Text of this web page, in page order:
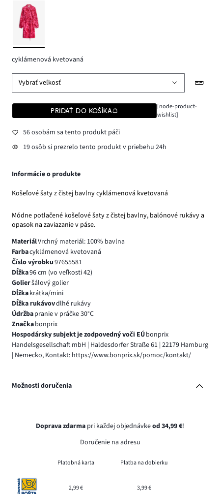
cyklámenová kvetovaná
Vybrať veľkosť
PRIDAŤ DO KOŠÍKA
[node-product-
wishlist]
56 osobám sa tento produkt páči
19 osôb si prezrelo tento produkt v priebehu 24h
Informácie o produkte
Košeľové šaty z čistej bavlny cyklámenová kvetovaná
Módne potlačené košeľové šaty z čistej bavlny, balónové rukávy a
opasok na zaviazanie v páse.
MateriálVrchný materiál: 100% bavlna
Farbacyklámenová kvetovaná
Číslo výrobku97655581
Dĺžka96 cm (vo veľkosti 42)
Golieršálový golier
Dĺžkakrátka/mini
Dĺžka rukávovdlhé rukávy
Údržbapranie v práčke 30°C
Značkabonprix
Hospodársky subjekt je zodpovedný voči EÚbonprix
Handelsgesellschaft mbH | Haldesdorfer Straße 61 | 22179 Hamburg
| Nemecko, Kontakt: https://www.bonprix.sk/pomoc/kontakt/
Možnosti doručenia
Doprava zdarma pri každej objednávkeod 34,99 €!
Doručenie na adresu
Platobná karta Platba na dobierku
2,99 € 3,99 €